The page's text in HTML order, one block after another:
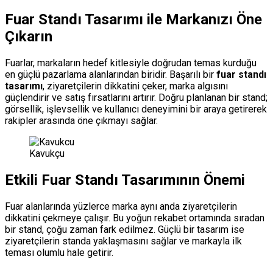
Fuar Standı Tasarımı ile Markanızı Öne
Çıkarın
Fuarlar, markaların hedef kitlesiyle doğrudan temas kurduğu
en güçlü pazarlama alanlarından biridir. Başarılı bir fuar standı
tasarımı, ziyaretçilerin dikkatini çeker, marka algısını
güçlendirir ve satış fırsatlarını artırır. Doğru planlanan bir stand;
görsellik, işlevsellik ve kullanıcı deneyimini bir araya getirerek
rakipler arasında öne çıkmayı sağlar.
Kavukçu
Etkili Fuar Standı Tasarımının Önemi
Fuar alanlarında yüzlerce marka aynı anda ziyaretçilerin
dikkatini çekmeye çalışır. Bu yoğun rekabet ortamında sıradan
bir stand, çoğu zaman fark edilmez. Güçlü bir tasarım ise
ziyaretçilerin standa yaklaşmasını sağlar ve markayla ilk
teması olumlu hale getirir.